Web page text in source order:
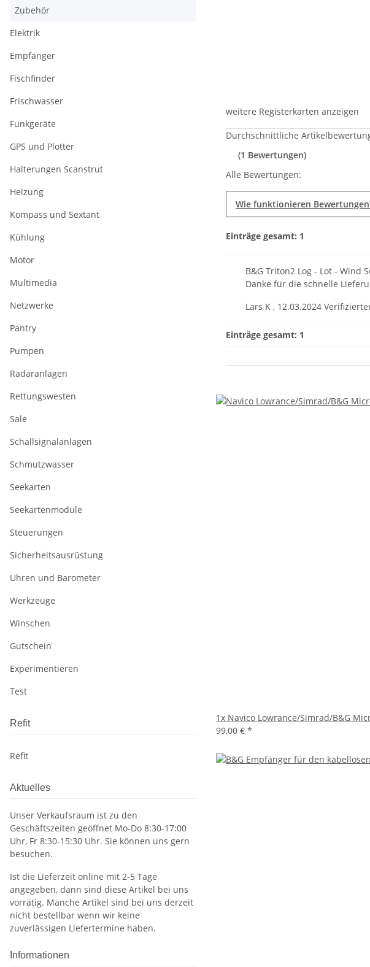
weitere Registerkarten anzeigen
Durchschnittliche
(1 Bewertungen)
Alle Bewertungen:
Wie funktionieren
Einträge gesamt: 1
B&G Triton2 Log - Lot - Wind
Danke für die schnelle
Lars K , 12.03.2024
Einträge gesamt: 1
1x Navico Lowrance/Simrad/B&G
99,00 € *
Zubehör
Elektrik
Empfänger
Fischfinder
Frischwasser
Funkgeräte
GPS und Plotter
Halterungen Scanstrut
Heizung
Kompass und Sextant
Kühlung
Motor
Multimedia
Netzwerke
Pantry
Pumpen
Radaranlagen
Rettungswesten
Sale
Schallsignalanlagen
Schmutzwasser
Seekarten
Seekartenmodule
Steuerungen
Sicherheitsausrüstung
Uhren und Barometer
Werkzeuge
Winschen
Gutschein
Experimentieren
Test
Refit
Refit
Aktuelles
Unser Verkaufsraum ist zu den
Geschäftszeiten geöffnet Mo-Do 8:30-17:00
Uhr, Fr 8:30-15:30 Uhr. Sie können uns gern
besuchen.
Ist die Lieferzeit online mit 2-5 Tage
angegeben, dann sind diese Artikel bei uns
vorrätig. Manche Artikel sind bei uns derzeit
nicht bestellbar wenn wir keine
zuverlässigen Liefertermine haben.
Informationen